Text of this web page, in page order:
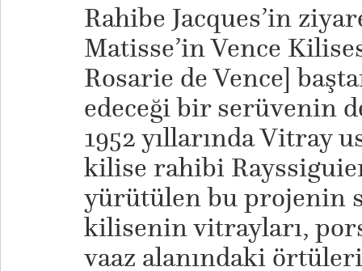
Rahibe Jacques’in
Matisse’in Vence
Rosarie de Vence]
edeceği bir serüvenin
1952 yıllarında Vitray
kilise rahibi
yürütülen bu projenin
kilisenin vitrayları,
vaaz alanındaki